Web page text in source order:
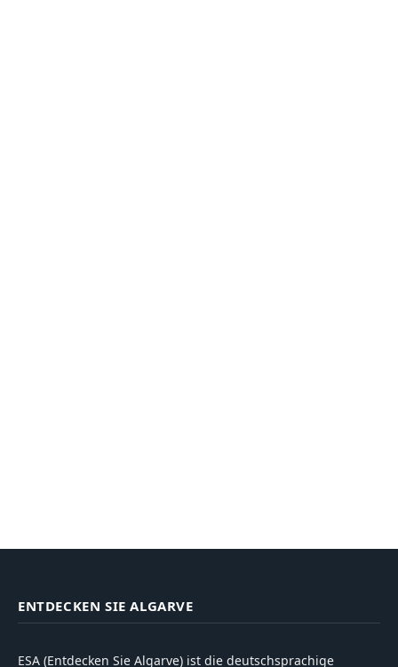
ENTDECKEN SIE ALGARVE
ESA (Entdecken Sie Algarve) ist die deutschsprachige